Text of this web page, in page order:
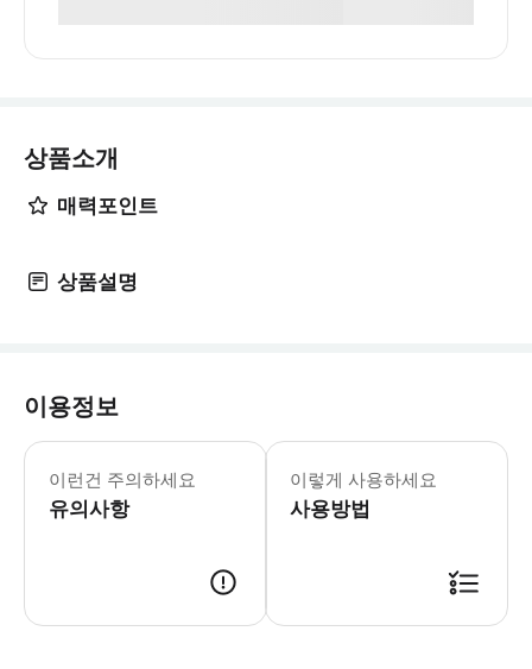
상품소개
매력포인트
상품설명
이용정보
이런건 주의하세요
유의사항
[object Object]
이렇게 사용하세요
사용방법